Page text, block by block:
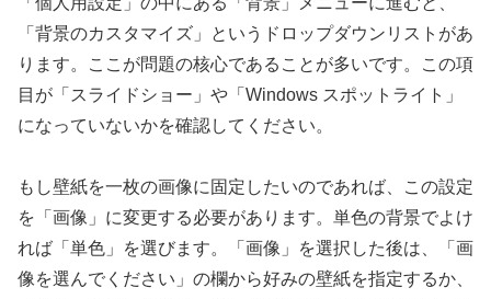
「背景のカスタマイズ」というドロップダウンリストがあ
ります。ここが問題の核心であることが多いです。この項
目が「スライドショー」や「Windows スポットライト」
になっていないかを確認してください。
もし壁紙を一枚の画像に固定したいのであれば、この設定
を「画像」に変更する必要があります。単色の背景でよけ
れば「単色」を選びます。「画像」を選択した後は、「画
像を選んでください」の欄から好みの壁紙を指定するか、